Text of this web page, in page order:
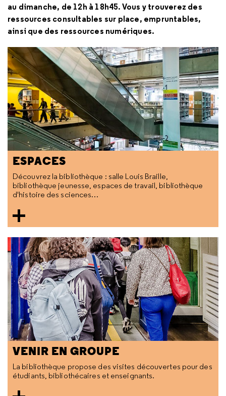
au dimanche, de 12h à 18h45. Vous y trouverez des
ressources consultables sur place, empruntables,
ainsi que des ressources numériques.
ESPACES
Découvrez la bibliothèque : salle Louis Braille,
bibliothèque jeunesse, espaces de travail, bibliothèque
d'histoire des sciences…
VENIR EN GROUPE
La bibliothèque propose des visites découvertes pour des
étudiants, bibliothécaires et enseignants.